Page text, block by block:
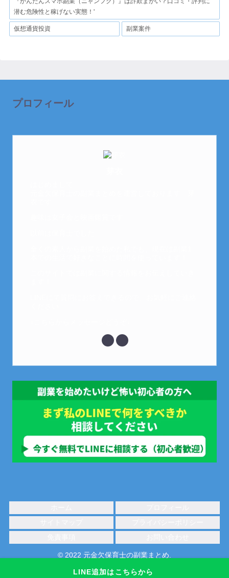
潜む危険性と稼げない実態！'
仮想通貨投資 副業案件
LINE追加はこちらから
プロフィール
© 2022 元金欠保育士の副業まとめ.